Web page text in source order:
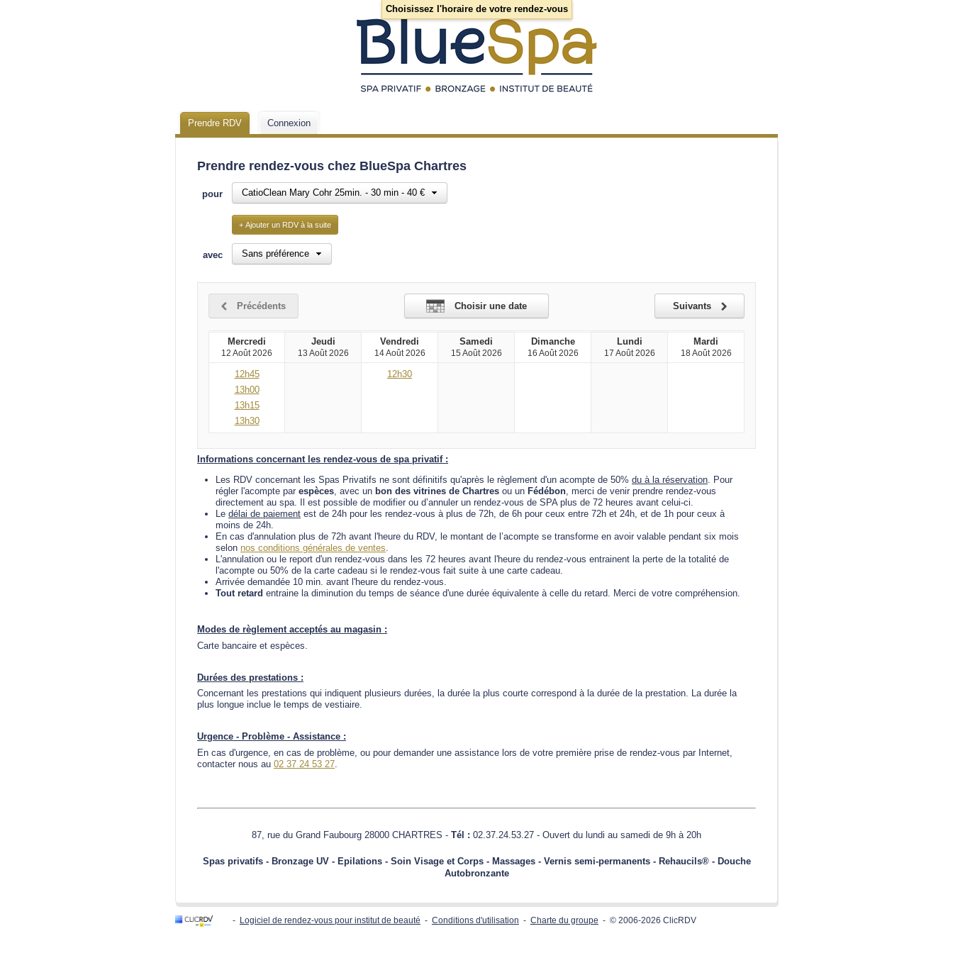
Prendre RDV Connexion
Prendre rendez-vous chez BlueSpa Chartres
pour CatioClean Mary Cohr 25min. - 30 min - 40 €
+ Ajouter un RDV à la suite
avec Sans préférence
Précédents Choisir une date Suivants
Mercredi
12 Août 2026
Jeudi
13 Août 2026
Vendredi
14 Août 2026
Samedi
15 Août 2026
Dimanche
16 Août 2026
Lundi
17 Août 2026
Mardi
18 Août 2026
12h45
13h00
13h15
13h30
12h30
Informations concernant les rendez-vous de spa privatif :
Les RDV concernant les Spas Privatifs ne sont définitifs qu'après le règlement d'un acompte de 50% du à la réservation
Pour
régler l'acompte par espèces , avec un bon des vitrines de Chartres ou un Fédébon , merci de venir prendre rendez-vous
directement au spa.
Il est possible de modifier ou d’annuler un rendez-vous de SPA plus de 72 heures avant celui-ci.
Le délai de paiement est de 24h pour les rendez-vous à plus de 72h, de 6h pour ceux entre 72h et 24h, et de 1h pour ceux à
moins de 24h.
En cas d'annulation plus de 72h avant l'heure du RDV, le montant de l’acompte se transforme en avoir valable pendant six mois
selon nos conditions générales de ventes
L'annulation ou le report d'un rendez-vous dans les 72 heures avant l'heure du rendez-vous entrainent la perte de la totalité de
l'acompte ou 50% de la carte cadeau si le rendez-vous fait suite à une carte cadeau.
Arrivée demandée 10 min. avant l'heure du rendez-vous.
Tout retard entraine la diminution du temps de séance d'une durée équivalente à celle du retard. Merci de votre compréhension.
Modes de règlement acceptés au magasin :
Carte bancaire et espèces.
Durées des prestations :
Concernant les prestations qui indiquent plusieurs durées, la durée la plus courte correspond à la durée de la prestation. La durée la
plus longue inclue le temps de vestiaire.
Urgence - Problème - Assistance :
En cas d'urgence, en cas de problème, ou pour demander une assistance lors de votre première prise de rendez-vous par Internet,
contacter nous au 02 37 24 53 27
87, rue du Grand Faubourg 28000 CHARTRES - Tél : 02.37.24.53.27 - Ouvert du lundi au samedi de 9h à 20h
Spas privatifs - Bronzage UV - Epilations - Soin Visage et Corps - Massages - Vernis semi-permanents - Rehaucils® - Douche
Autobronzante
- Logiciel de rendez-vous pour institut de beauté - Conditions d'utilisation - Charte du groupe - © 2006-2026 ClicRDV
Choisissez l'horaire de votre rendez-vous